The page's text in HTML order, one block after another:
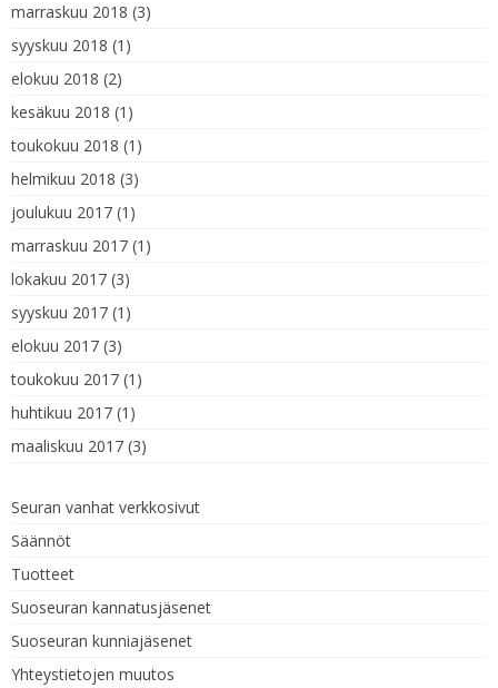
marraskuu 2018 (3)
syyskuu 2018 (1)
elokuu 2018 (2)
kesäkuu 2018 (1)
toukokuu 2018 (1)
helmikuu 2018 (3)
joulukuu 2017 (1)
marraskuu 2017 (1)
lokakuu 2017 (3)
syyskuu 2017 (1)
elokuu 2017 (3)
toukokuu 2017 (1)
huhtikuu 2017 (1)
maaliskuu 2017 (3)
Seuran vanhat verkkosivut
Säännöt
Tuotteet
Suoseuran kannatusjäsenet
Suoseuran kunniajäsenet
Yhteystietojen muutos